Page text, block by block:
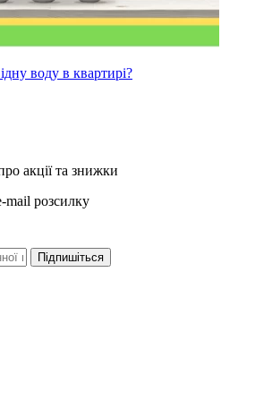
воду в квартирі?
акції та знижки
mail розсилку
Підпишіться